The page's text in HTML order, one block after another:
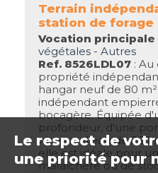
Terrain
station de forage
Vocation principale
végétales - Autres
Ref. 8526LDL07: Au
propriété
hangar neuf de 80
indépendant
bocagère. Équipée
profondeur, d'une
réserve d'eau de 260
elle est idéale pour
maraîchère ou de
Le respect de
une priorité pour